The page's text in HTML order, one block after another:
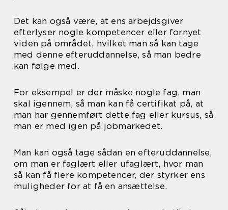
Det kan også være, at ens arbejdsgiver
efterlyser nogle kompetencer eller fornyet
viden på området, hvilket man så kan tage
med denne efteruddannelse, så man bedre
kan følge med.
For eksempel er der måske nogle fag, man
skal igennem, så man kan få certifikat på, at
man har gennemført dette fag eller kursus, så
man er med igen på jobmarkedet.
Man kan også tage sådan en efteruddannelse,
om man er faglært eller ufaglært, hvor man
så kan få flere kompetencer, der styrker ens
muligheder for at få en ansættelse.